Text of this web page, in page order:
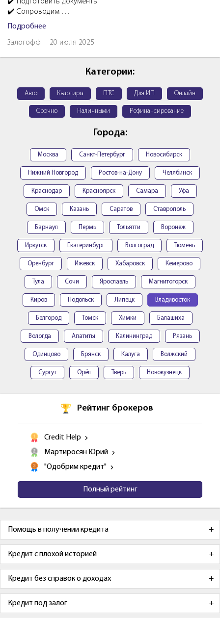
✔️ Сопроводим …
Подробнее
Залогофф 20 июля 2025
Категории:
Авто Квартиры ПТС Для ИП Онлайн
Срочно Наличными Рефинансирование
Города:
Москва Санкт-Петербург Новосибирск
Нижний Новгород Ростов-на-Дону Челябинск
Краснодар Красноярск Самара Уфа
Омск Казань Саратов Ставрополь
Барнаул Пермь Тольятти Воронеж
Иркутск Екатеринбург Волгоград Тюмень
Оренбург Ижевск Хабаровск Кемерово
Тула Сочи Ярославль Магнитогорск
Киров Подольск Липецк Владивосток
Белгород Томск Химки Балашиха
Вологда Апатиты Калининград Рязань
Одинцово Брянск Калуга Волжский
Сургут Орёл Тверь Новокузнецк
Рейтинг брокеров
Credit Help
Мартиросян Юрий
"Одобрим кредит"
Полный рейтинг
Помощь в получении кредита
Кредит с плохой историей
Кредит без справок о доходах
Кредит под залог